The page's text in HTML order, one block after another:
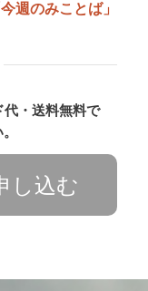
週のみことば」
・送料無料で
し込む